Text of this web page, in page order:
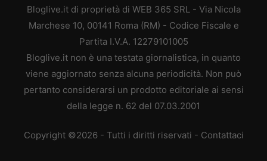
Bloglive.it di proprietà di WEB 365 SRL - Via Nicola
Marchese 10, 00141 Roma (RM) - Codice Fiscale e
Partita I.V.A. 12279101005
Bloglive.it non è una testata giornalistica, in quanto
viene aggiornato senza alcuna periodicità. Non può
pertanto considerarsi un prodotto editoriale ai sensi
della legge n. 62 del 07.03.2001
Copyright ©2026 - Tutti i diritti riservati - Contattaci